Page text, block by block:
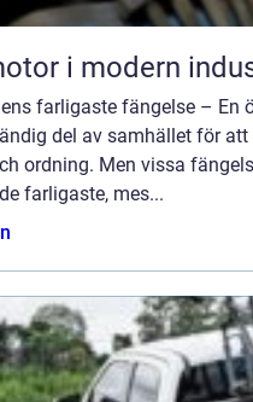
i modern
farligaste fängelse – En
del av samhället för
ordning. Men vissa
farligaste, mes...